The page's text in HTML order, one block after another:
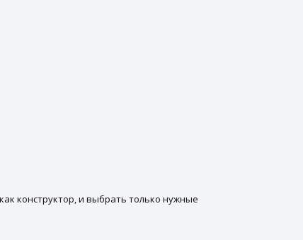
конструктор, и выбрать только нужные